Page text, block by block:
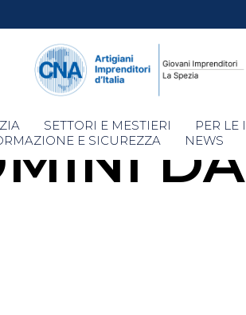
Skip
to
SETTORI E MESTIERI PER LE
E SICUREZZA
NEWS